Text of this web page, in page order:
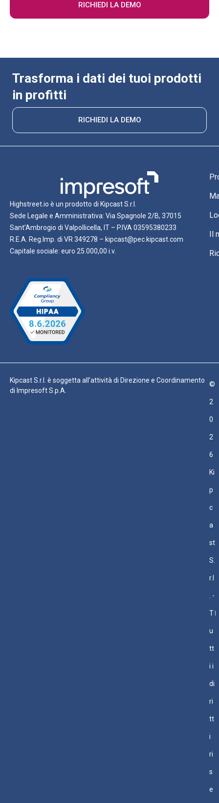
RICHIEDI LA DEMO
Trasforma i dati dei tuoi prodotti
in profitti
RICHIEDI LA DEMO
Highstreet.io è un prodotto di Kipcast S.r.l.
Sede Legale e Amministrativa: Via Spagnole 2/B, 37015
Sant’Ambrogio di Valpollicella, IT – P.IVA 03595380233
R.E.A. Reg.Imp. di VR 349278 – kipcast@pec.kipcast.com
Capitale sociale: euro 25.000,00 i.v.
Il
Kipcast S.r.l. è soggetta all’attività di Direzione e Coordinamento
di Impresoft S.p.A.
©
2
0
2
6
Ki
p
c
a
st
S.
r.l
. -
T
u
tt
i i
di
ri
tt
i
ri
s
e